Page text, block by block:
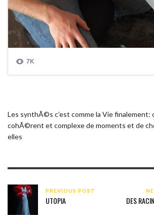
Les synthÃ©s c’est comme la Vie finalement:
cohÃ©rent et complexe de moments et de
elles
PREVIOUS POST
UTOPIA
DES